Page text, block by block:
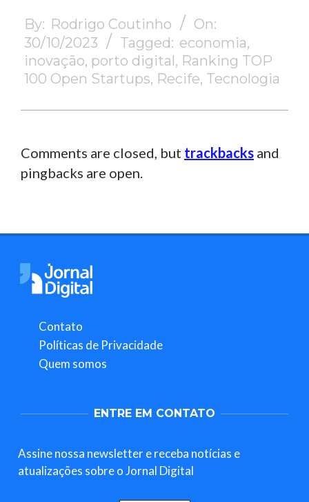
10-
30
By: Rodrigo Coutinho
On:
30/10/2023
Tagged: economia,
inovação, porto digital, Ranking TOP
100 Open Startups, Recife, Tecnologia
Comments are closed, but trackbacks and
pingbacks are open.
Contato
Políticas de Privacidade
Quem somos
ENTRE EM CONTATO
Assine nossa newsletter e receba notícias e
atualizações sobre o Jornal Digital